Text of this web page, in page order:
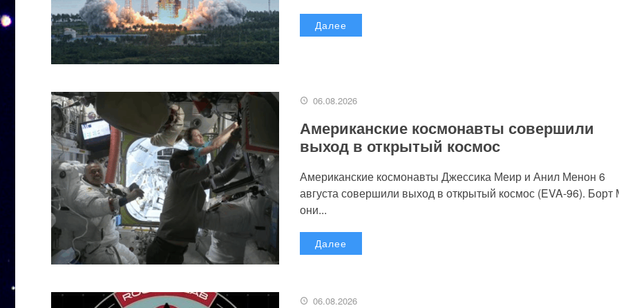
Далее
06.08.2026
Американские космонавты совершили
выход в открытый космос
Американские космонавты Джессика Меир и Анил Менон 6
августа совершили выход в открытый космос (EVA-96).
они...
Далее
06.08.2026